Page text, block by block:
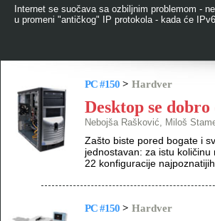
Internet se suočava sa ozbiljnim problemom -
u promeni "antičkog" IP protokola - kada će
PC #150 > Hardver
Desktop se
Nebojša Rašković, Miloš
Zašto biste pored bogate i
jednostavan: za istu
22 konfiguracije
PC #150 > Hardver